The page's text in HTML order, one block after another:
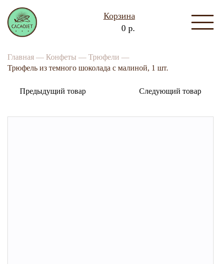
Корзина
0 р.
Главная — Конфеты — Трюфели —
Трюфель из темного шоколада с малиной, 1 шт.
Предыдущий товар Следующий товар